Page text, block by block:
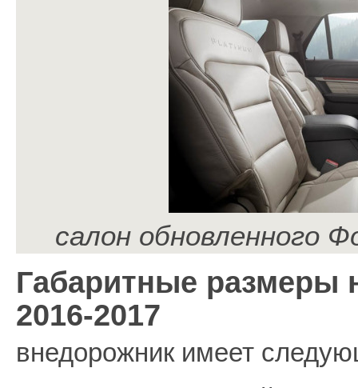
салон обновленного
Габаритные размеры
2016-2017
внедорожник имеет